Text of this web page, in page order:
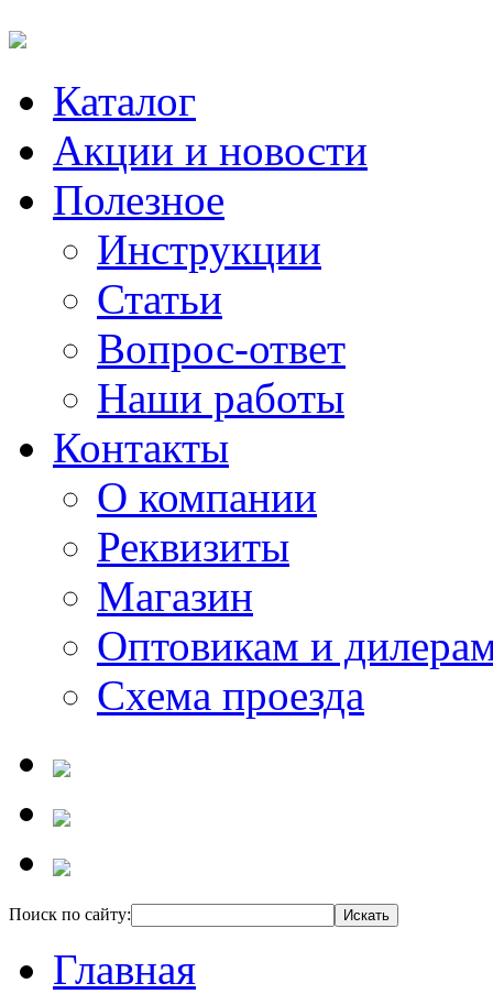
Каталог
Акции и новости
Полезное
Инструкции
Статьи
Вопрос-ответ
Наши работы
Контакты
О компании
Реквизиты
Магазин
Оптовикам и
Схема проезда
Поиск по сайту:
Главная